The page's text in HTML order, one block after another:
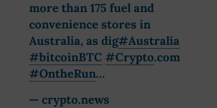
more than 175 fuel and
convenience stores in
Australia, as dig#Australia
#bitcoinBTC #Crypto.com
#OntheRun…
— crypto.news